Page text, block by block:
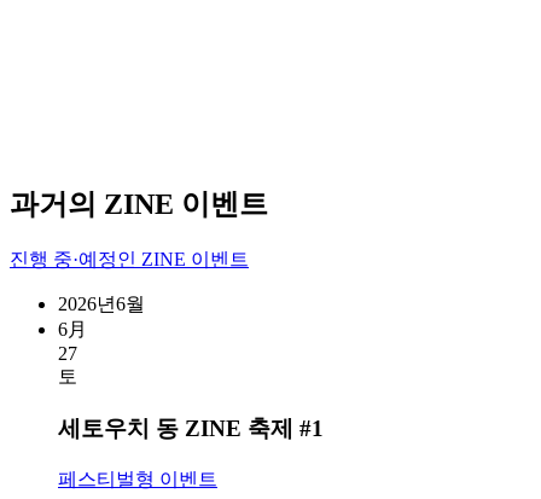
과거의 ZINE 이벤트
진행 중·예정인 ZINE 이벤트
2026년6월
6月
27
토
세토우치 동 ZINE 축제 #1
페스티벌형 이벤트